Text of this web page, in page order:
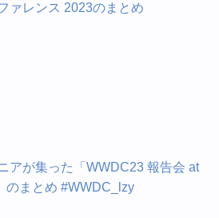
ァレンス 2023のまとめ
アが集った「WWDC23 報告会 at
のまとめ #WWDC_lzy